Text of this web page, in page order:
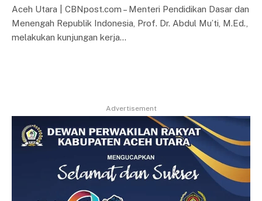
Aceh Utara | CBNpost.com – Menteri Pendidikan Dasar dan
Menengah Republik Indonesia, Prof. Dr. Abdul Mu’ti, M.Ed.,
melakukan kunjungan kerja…
Advertisement